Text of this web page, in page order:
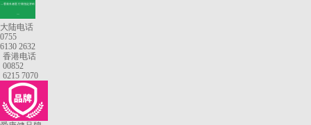
—香港长者医疗券指定牙科
大陆电话
0755
6130 2632
香港电话
00852
6215 7070